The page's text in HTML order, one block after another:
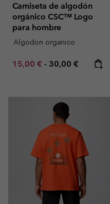
Camiseta de algodón
orgánico CSC™ Logo
para hombre
Algodon organico
Minimum sale price:
15,00 € - Maximum price:
30,00 €